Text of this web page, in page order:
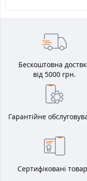
Бескоштовна
від 5000 грн.
Гарантійне
Сертифіковані